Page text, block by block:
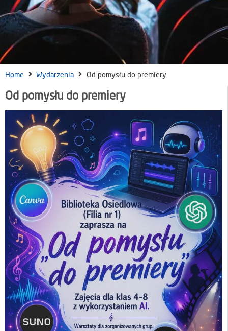
Home Wydarzenia Od pomysłu do premiery
Od pomysłu do premiery